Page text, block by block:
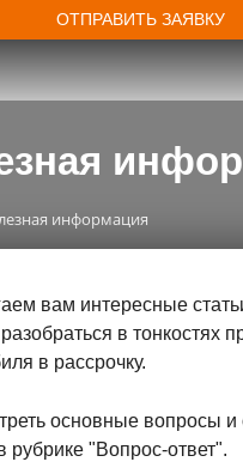
ОТПРАВИТЬ ЗАЯВКУ
информация
вам интересные
в тонкостях
в рассрочку.
основные вопросы и
рубрике "Вопрос-ответ".